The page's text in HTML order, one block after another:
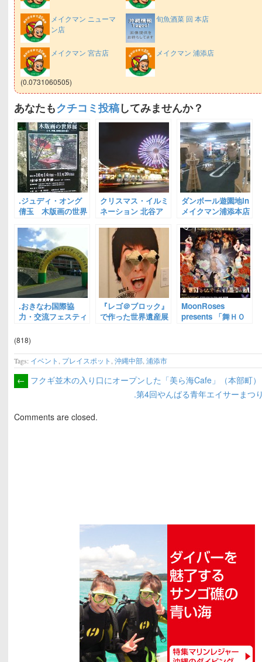
メイクマン ニューマ
ン店
旬魚酒菜 回 本店
メイクマン 宮古店 メイクマン 浦添店
(0.0731060505)
あなたもクチコミ投稿してみませんか？
.ジュディ・オング
倩玉 木版画の世界
クリスマス・イルミ
ネーション 北谷ア
ジ、デポアイランド
ダンボール遊園地in
メイクマン浦添本店
.おきなわ国際協
力・交流フェスティ
『レゴ＠ブロック』
で作った世界遺産展
MoonRoses
presents 「舞ＨＯ
(818)
Tags: イベント プレイスポット ,沖縄中部 ,浦添市
← フクギ並木の入り口にオープンした「美ら海Cafe」（本部町）
.第4回やんばる青年エイサーまつ
Comments are closed.